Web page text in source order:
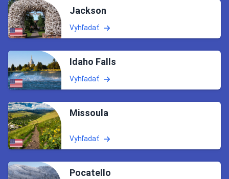
Jackson
Vyhľadať
Idaho Falls
Vyhľadať
Missoula
Vyhľadať
Pocatello